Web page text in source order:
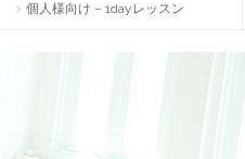
個人様向け – 1dayレッスン